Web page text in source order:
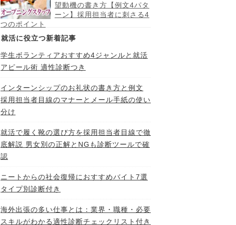
望動機の書き方【例文4パタ
ーン】採用担当者に刺さる4
つのポイント
就活に役立つ新着記事
学生ボランティアおすすめ4ジャンルと就活
アピール術 適性診断つき
インターンシップのお礼状の書き方と例文
採用担当者目線のマナーとメール手紙の使い
分け
就活で履く靴の選び方を採用担当者目線で徹
底解説 男女別の正解とNGも診断ツールで確
認
ニートからの社会復帰におすすめバイト7選
タイプ別診断付き
海外出張の多い仕事とは：業界・職種・必要
スキルがわかる適性診断チェックリスト付き